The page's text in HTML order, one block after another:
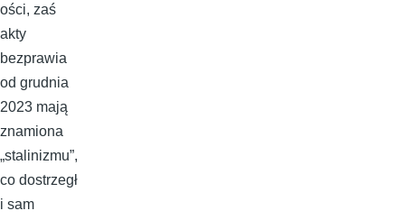
ości, zaś
akty
bezprawia
od grudnia
2023 mają
znamiona
„stalinizmu”,
co dostrzegł
i sam